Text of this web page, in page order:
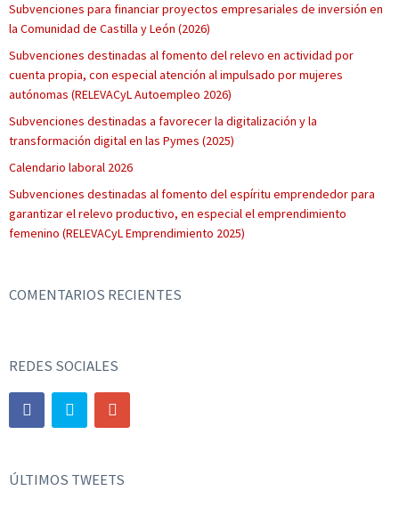
Subvenciones para financiar proyectos empresariales de inversión en
la Comunidad de Castilla y León (2026)
Subvenciones destinadas al fomento del relevo en actividad por
cuenta propia, con especial atención al impulsado por mujeres
autónomas (RELEVACyL Autoempleo 2026)
Subvenciones destinadas a favorecer la digitalización y la
transformación digital en las Pymes (2025)
Calendario laboral 2026
Subvenciones destinadas al fomento del espíritu emprendedor para
garantizar el relevo productivo, en especial el emprendimiento
femenino (RELEVACyL Emprendimiento 2025)
COMENTARIOS RECIENTES
REDES SOCIALES
ÚLTIMOS TWEETS